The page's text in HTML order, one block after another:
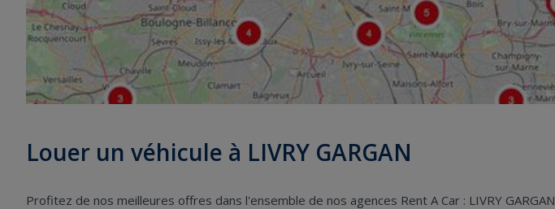
Louer un véhicule à LIVRY GARGAN
Profitez de nos meilleures offres dans l'ensemble de nos agences Rent A Car : LIVRY GARGAN